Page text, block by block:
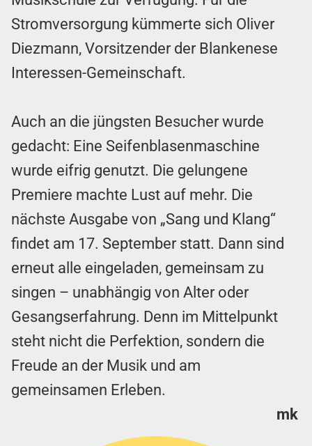
Stromversorgung kümmerte sich Oliver
Diezmann, Vorsitzender der Blankenese
Interessen-Gemeinschaft.
Auch an die jüngsten Besucher wurde
gedacht: Eine Seifenblasenmaschine
wurde eifrig genutzt. Die gelungene
Premiere machte Lust auf mehr. Die
nächste Ausgabe von „Sang und Klang“
findet am 17. September statt. Dann sind
erneut alle eingeladen, gemeinsam zu
singen – unabhängig von Alter oder
Gesangserfahrung. Denn im Mittelpunkt
steht nicht die Perfektion, sondern die
Freude an der Musik und am
gemeinsamen Erleben.
mk